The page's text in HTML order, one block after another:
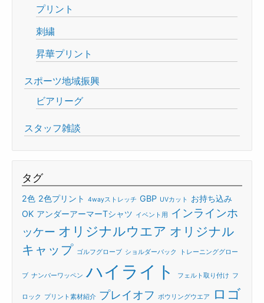
プリント
刺繍
昇華プリント
スポーツ地域振興
ビアリーグ
スタッフ雑談
タグ
2色 2色プリント 4wayストレッチ GBP UVカット
お持ち込み
OK アンダーアーマーTシャツ イベント用
インラインホ
ッケー オリジナルウエア オリジナル
キャップ ゴルフグローブ ショルダーバック トレーニンググロー
ブ ナンバーワッペン ハイライト フェルト取り付け フ
ロック プリント素材紹介 プレイオフ ボウリングウエア ロゴ